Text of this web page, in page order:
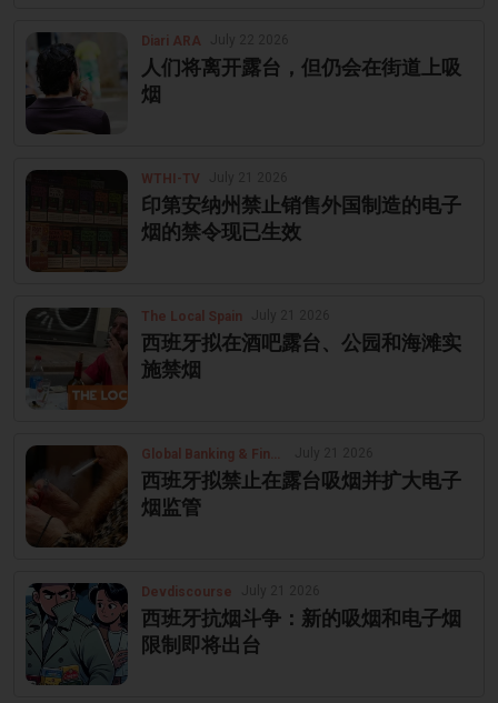
Diari ARA
人们将离开露台，但仍会在街道上吸
烟
WTHI-TV
印第安纳州禁止销售外国制造的电子
烟的禁令现已生效
The Local Spain
西班牙拟在酒吧露台、公园和海滩实
施禁烟
Global Banking & Finance Review
西班牙拟禁止在露台吸烟并扩大电子
烟监管
Devdiscourse
西班牙抗烟斗争：新的吸烟和电子烟
限制即将出台